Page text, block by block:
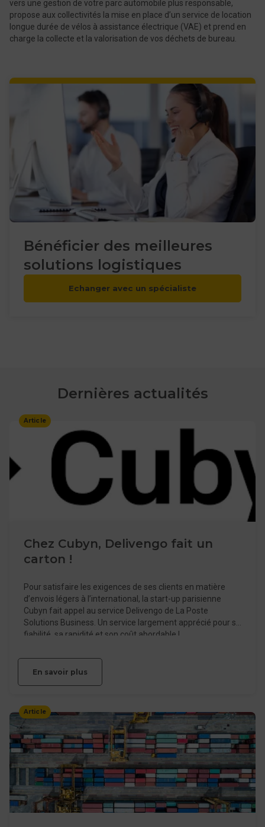
vers une gestion de votre parc automobile plus responsable,
propose aux collectivités la mise en place d’un service de location
longue durée de vélos à assistance électrique (VAE) et prend en
charge la collecte et la valorisation de vos déchets de bureau.
Bénéficier des meilleures
solutions logistiques
Echanger avec un spécialiste
Dernières actualités
Article
Chez Cubyn, Delivengo fait un
carton !
Pour satisfaire les exigences de ses clients en matière
d’envois légers à l’international, la start-up parisienne
Cubyn fait appel au service Delivengo de La Poste
Solutions Business. Un service largement apprécié pour sa
fiabilité, sa rapidité et son coût abordable !
En savoir plus
Article